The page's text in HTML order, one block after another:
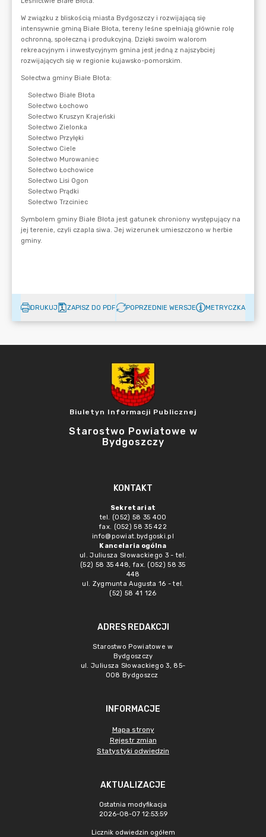
DRUKUJ ZAPISZ DO PDF POPRZEDNIE WERSJE METRYCZKA
Biuletyn Informacji Publicznej
Starostwo Powiatowe w
Bydgoszczy
KONTAKT
Sekretariat
tel. (052) 58 35 400
fax. (052) 58 35 422
info@powiat.bydgoski.pl
Kancelaria ogólna
ul. Juliusza Słowackiego 3 - tel.
(52) 58 35 448, fax. (052) 58 35
448
ul. Zygmunta Augusta 16 - tel.
(52) 58 41 126
ADRES REDAKCJI
Starostwo Powiatowe w
Bydgoszczy
ul. Juliusza Słowackiego 3, 85-
008 Bydgoszcz
INFORMACJE
Mapa strony
Rejestr zmian
Statystyki odwiedzin
AKTUALIZACJE
Ostatnia modyfikacja
2026-08-07 12:53:59
Licznik odwiedzin ogółem